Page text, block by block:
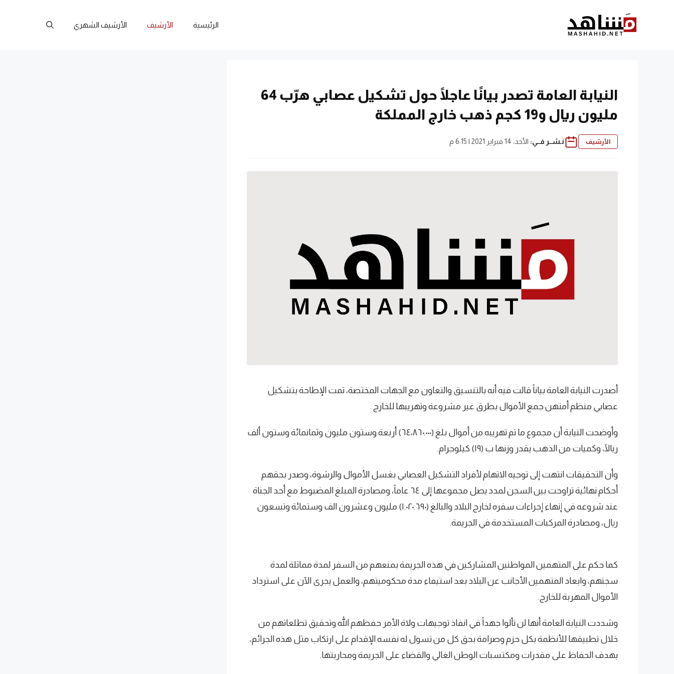
الرئيسية الأرشيف الأرشيف الشهري
النيابة العامة تصدر بيانًا عاجلًا حول تشكيل عصابي هرّب 64
مليون ريال و19 كجم ذهب خارج المملكة
الأرشيف نـشــر فــي: الأحد، 14 فبراير 2021 | 6:15 م
أصدرت النيابة العامة بياناً قالت فيه أنه بالتنسيق والتعاون مع الجهات المختصة، تمت الإطاحة بتشكيل
عصابي منظم أمتهن جمع الأموال بطرق غير مشروعة وتهريبها للخارج .
وأوضحت النيابة أن مجموع ما تم تهريبه من أموال بلغ (٦٤،٨٦٠.٠٠٠) أربعة وستون مليون وثمانمائة وستون ألف
ريالًا، وكميات من الذهب يقدر وزنها ب (١٩) كيلوجرام.
وأن التحقيقات انتهت إلى توجيه الاتهام لأفراد التشكيل العصابي بغسل الأموال والرشوة، وصدر بحقهم
أحكام نهائية تراوحت بين السجن لمدد يصل مجموعها إلى ٦٤ عاماً، ومصادرة المبلغ المضبوط مع أحد الجناة
عند شروعه في إنهاء إجراءات سفره لخارج البلاد والبالغ (١.٠٢٠.٦٩٠) مليون وعشرون الف وستمائة وتسعون
ريال، ومصادرة المركبات المستخدمة في الجريمة.
كما حكم على المتهمين المواطنين المشاركين في هذه الجريمة بمنعهم من السفر لمدة مماثلة لمدة
سجنهم، وابعاد المتهمين الأجانب عن البلاد بعد استيفاء مدة محكوميتهم، والعمل يجرى الآن على استرداد
الأموال المهربة للخارج.
وشددت النيابة العامة أنها لن تألوا جهداً في انفاذ توجيهات ولاة الأمر حفظهم الله وتحقيق تطلعاتهم من
خلال تطبيقها للأنظمة بكل حزم وصرامة بحق كل من تسول له نفسه الإقدام على ارتكاب مثل هذه الجرائم،
بهدف الحفاظ على مقدرات ومكتسبات الوطن الغالي والقضاء على الجريمة ومحاربتها.